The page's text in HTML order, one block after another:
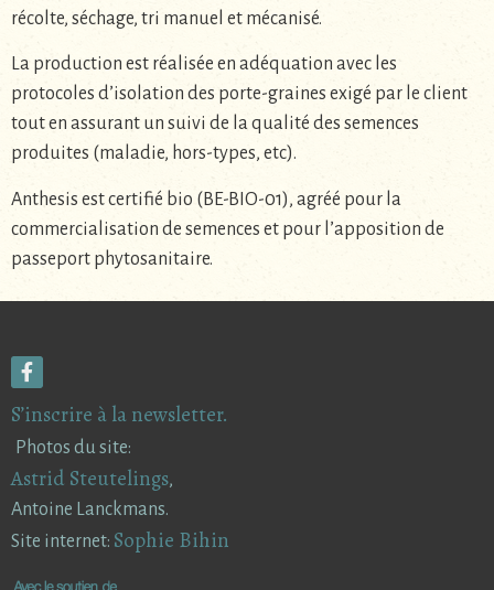
récolte, séchage, tri manuel et mécanisé.
La production est réalisée en adéquation avec les
protocoles d’isolation des porte-graines exigé par le client
tout en assurant un suivi de la qualité des semences
produites (maladie, hors-types, etc).
Anthesis est certifié bio (BE-BIO-01), agréé pour la
commercialisation de semences et pour l’apposition de
passeport phytosanitaire.
S’inscrire à la newsletter.
Photos du site:
Astrid Steutelings,
Antoine Lanckmans.
Site internet: Sophie Bihin